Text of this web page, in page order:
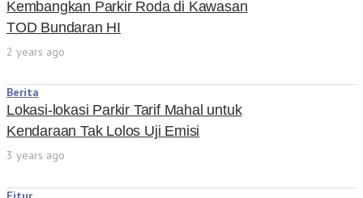
Kembangkan Parkir Roda di Kawasan
TOD Bundaran HI
2 years ago
Berita
Lokasi-lokasi Parkir Tarif Mahal untuk
Kendaraan Tak Lolos Uji Emisi
3 years ago